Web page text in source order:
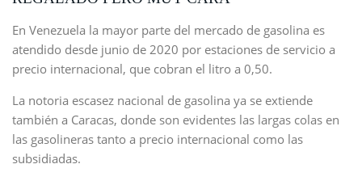
En Venezuela la mayor parte del mercado de gasolina es
atendido desde junio de 2020 por estaciones de servicio a
precio internacional, que cobran el litro a 0,50.
La notoria escasez nacional de gasolina ya se extiende
también a Caracas, donde son evidentes las largas colas en
las gasolineras tanto a precio internacional como las
subsidiadas.